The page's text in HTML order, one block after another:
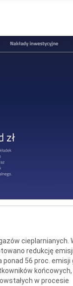
cieplarnianych.
redukcję
56 proc. emisji
końcowych,
w procesie